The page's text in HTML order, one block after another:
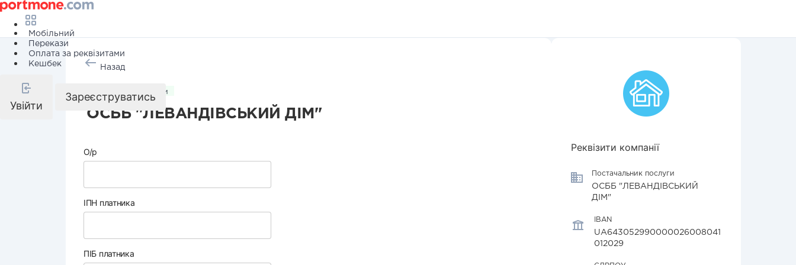
Мобільний
Перекази
Оплата за реквізитами
Кешбек
Увійти
Зареєструватись
Назад
Комунальні послуги
ОСББ "ЛЕВАНДІВСЬКИЙ ДІМ"
О/р
ІПН платника
ПІБ платника
Реквізити компанії
Постачальник послуги
ОСББ "ЛЕВАНДІВСЬКИЙ
ДІМ"
IBAN
UA643052990000026008041
012029